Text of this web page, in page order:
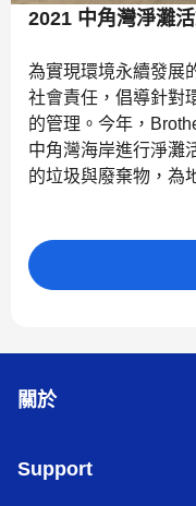
2021 中角灣淨灘
為實現環境永續發展
社會責任，倡導針對
的管理。今年，
中角灣海岸進行淨灘
的垃圾與廢棄物，為
關於
Support